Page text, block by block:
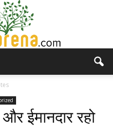
Arenaईमानदार रहो